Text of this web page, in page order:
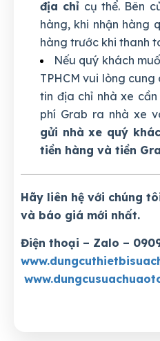
địa chỉ cụ thể. Bên
hàng, khi nhận hàng
hàng trước khi thanh
Nếu quý khách
TPHCM vui lòng
tin địa chỉ nhà xe
phí Grab ra nhà xe
gửi nhà xe quý
tiền hàng và tiền
Hãy liên hệ với chúng
và báo giá mới nhất.
Điện thoại – Zalo –